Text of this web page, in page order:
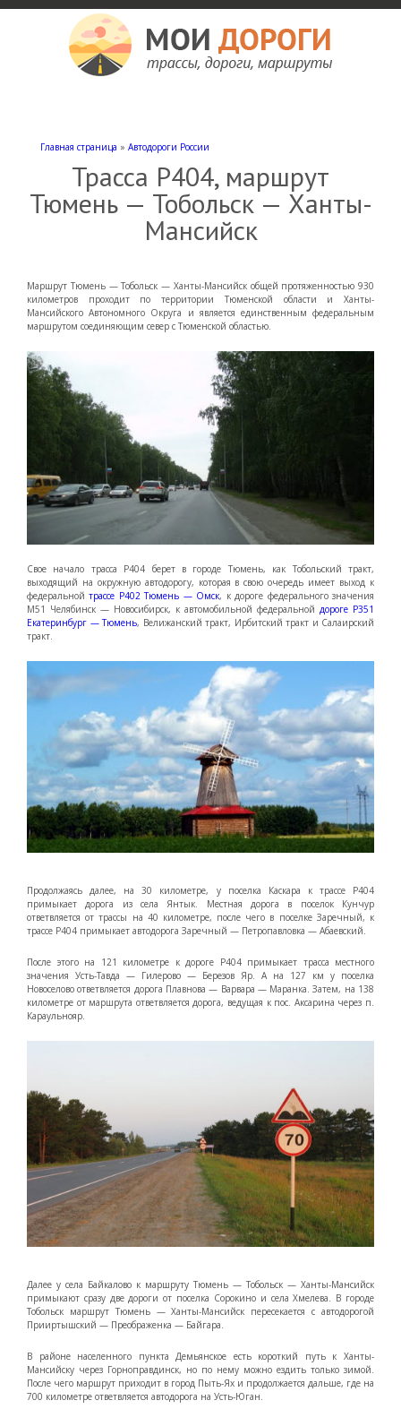
Главная страница » Автодороги России
Трасса Р404, маршрут
Тюмень — Тобольск — Ханты-
Мансийск
Маршрут Тюмень — Тобольск — Ханты-Мансийск общей протяженностью 930
километров проходит по территории Тюменской области и Ханты-
Мансийского Автономного Округа и является единственным федеральным
маршрутом соединяющим север с Тюменской областью.
Свое начало трасса Р404 берет в городе Тюмень, как Тобольский тракт,
выходящий на окружную автодорогу, которая в свою очередь имеет выход к
федеральнойтрассе Р402 Тюмень — Омск, к дороге федерального значения
М51 Челябинск — Новосибирск, к автомобильной федеральной дороге Р351
Екатеринбург — Тюмень, Велижанский тракт, Ирбитский тракт и Салаирский
тракт.
Продолжаясь далее, на 30 километре, у поселка Каскара к трассе Р404
примыкает дорога из села Янтык. Местная дорога в поселок Кунчур
ответвляется от трассы на 40 километре, после чего в поселке Заречный, к
трассе Р404 примыкает автодорога Заречный — Петропавловка — Абаевский.
После этого на 121 километре к дороге Р404 примыкает трасса местного
значения Усть-Тавда — Гилерово — Березов Яр. А на 127 км у поселка
Новоселово ответвляется дорога Плавнова — Варвара — Маранка. Затем, на 138
километре от маршрута ответвляется дорога, ведущая к пос. Аксарина через п.
Караульнояр.
Далее у села Байкалово к маршруту Тюмень — Тобольск — Ханты-Мансийск
примыкают сразу две дороги от поселка Сорокино и села Хмелева. В городе
Тобольск маршрут Тюмень — Ханты-Мансийск пересекается с автодорогой
Прииртышский — Преображенка — Байгара.
В районе населенного пункта Демьянское есть короткий путь к Ханты-
Мансийску через Горноправдинск, но по нему можно ездить только зимой.
После чего маршрут приходит в город Пыть-Ях и продолжается дальше, где на
700 километре ответвляется автодорога на Усть-Юган.